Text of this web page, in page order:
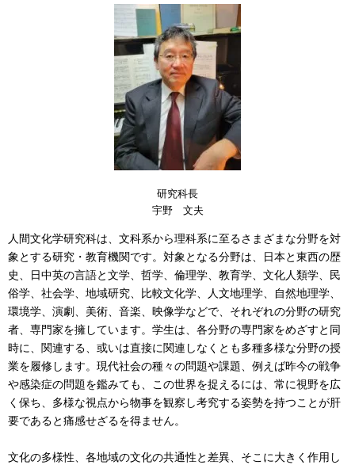
研究科長
宇野 文夫
人間文化学研究科は、文科系から理科系に至るさまざまな分野を対
象とする研究・教育機関です。対象となる分野は、日本と東西の歴
史、日中英の言語と文学、哲学、倫理学、教育学、文化人類学、民
俗学、社会学、地域研究、比較文化学、人文地理学、自然地理学、
環境学、演劇、美術、音楽、映像学などで、それぞれの分野の研究
者、専門家を擁しています。学生は、各分野の専門家をめざすと同
時に、関連する、或いは直接に関連しなくとも多種多様な分野の授
業を履修します。現代社会の種々の問題や課題、例えば昨今の戦争
や感染症の問題を鑑みても、この世界を捉えるには、常に視野を広
く保ち、多様な視点から物事を観察し考究する姿勢を持つことが肝
要であると痛感せざるを得ません。
文化の多様性、各地域の文化の共通性と差異、そこに大きく作用し